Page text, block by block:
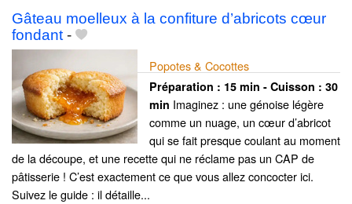
Gâteau moelleux à la confiture d’abricots cœur
fondant -
Popotes & Cocottes
Préparation : 15 min - Cuisson : 30
min Imaginez : une génoise légère
comme un nuage, un cœur d’abricot
qui se fait presque coulant au moment
de la découpe, et une recette qui ne réclame pas un CAP de
pâtisserie ! C’est exactement ce que vous allez concocter ici.
Suivez le guide : il détaille...